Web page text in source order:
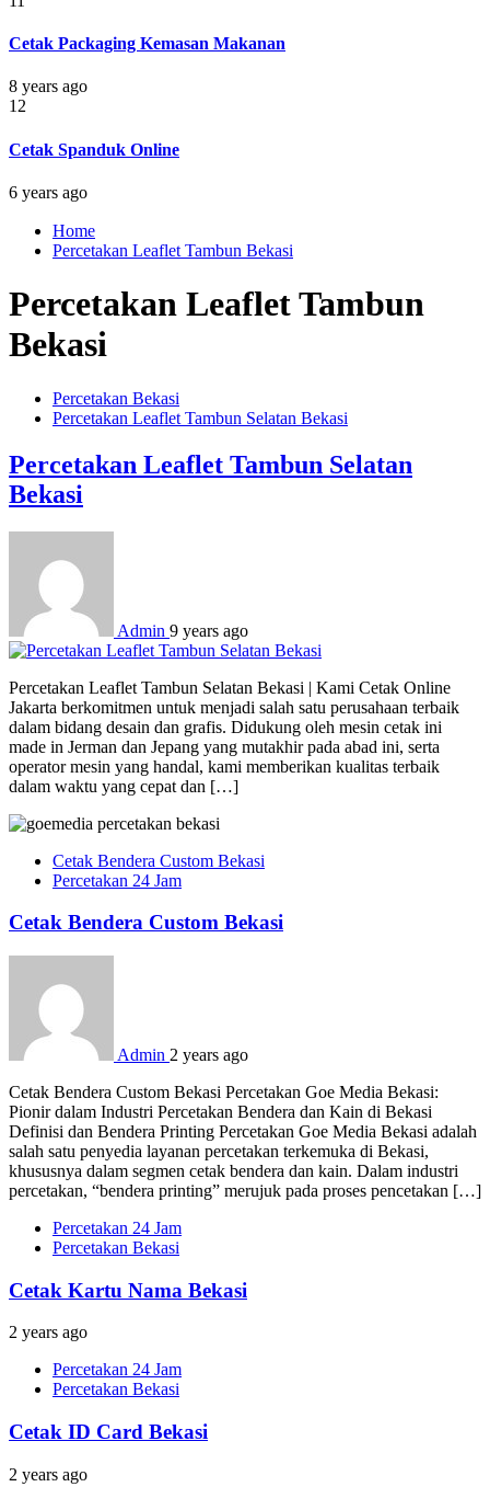
Cetak Packaging Kemasan Makanan
8 years ago
12
Cetak Spanduk Online
6 years ago
Home
Percetakan Leaflet Tambun Bekasi
Percetakan Leaflet Tambun
Bekasi
Percetakan Bekasi
Percetakan Leaflet Tambun Selatan Bekasi
Percetakan Leaflet Tambun Selatan
Bekasi
Admin 9 years ago
Percetakan Leaflet Tambun Selatan Bekasi | Kami Cetak Online
Jakarta berkomitmen untuk menjadi salah satu perusahaan terbaik
dalam bidang desain dan grafis. Didukung oleh mesin cetak ini
made in Jerman dan Jepang yang mutakhir pada abad ini, serta
operator mesin yang handal, kami memberikan kualitas terbaik
dalam waktu yang cepat dan […]
Cetak Bendera Custom Bekasi
Percetakan 24 Jam
Cetak Bendera Custom Bekasi
Admin 2 years ago
Cetak Bendera Custom Bekasi Percetakan Goe Media Bekasi:
Pionir dalam Industri Percetakan Bendera dan Kain di Bekasi
Definisi dan Bendera Printing Percetakan Goe Media Bekasi adalah
salah satu penyedia layanan percetakan terkemuka di Bekasi,
khususnya dalam segmen cetak bendera dan kain. Dalam industri
percetakan, “bendera printing” merujuk pada proses pencetakan […]
Percetakan 24 Jam
Percetakan Bekasi
Cetak Kartu Nama Bekasi
2 years ago
Percetakan 24 Jam
Percetakan Bekasi
Cetak ID Card Bekasi
2 years ago